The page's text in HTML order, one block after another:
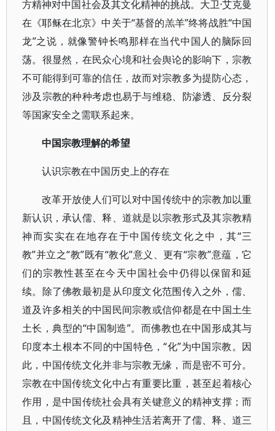
方精神对中国社会及其文化精神的挑战。大卫·艾克曼
在《耶稣在北京》中关于“基督的羔羊”终将战胜“中国
龙”之说，就像警钟长鸣那样在当代中国人的脑际回
荡。很显然，在民众心境和社会舆论的影响下，宗教
不可能得到可靠的信任，故而对宗教多为提防心态，
涉及宗教的种种考虑也易于与维稳、防渗透、反分裂
等国家安全之需联系起来。
中国宗教理解的希望
认识宗教在中国历史上的存在
改革开放使人们可以对中国传统中的宗教加以重
新认识，承认儒、释、道就是以宗教形式及其宗教精
神而实实在在地存在于中国传统文化之中，其“三
教”并立之“教”既有“教化”意义、更有“宗教”意蕴，它
们的宗教性甚至在今天中国社会中仍得以保留和延
续。除了佛教最初是从印度文化范围传入之外，儒、
道及许多相关的中国民间宗教或信仰都是在中国土生
土长，典型的“中国制造”。而佛教也在中国形成其与
印度本土根本不同的中国特色，“化”为中国宗教。因
此，中国传统文化并非与宗教无缘，而是密不可分。
宗教在中国传统文化中占有重要比重，甚至起着核心
作用，是中国传统社会具有关键意义的精神支撑；而
且，中国传统文化及精神生活若离开了儒、释、道三